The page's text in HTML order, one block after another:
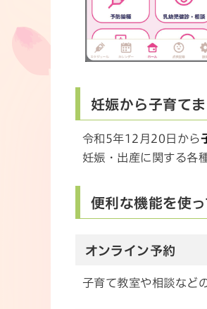
妊娠から子育て
令和5年12月20日から
妊娠・出産に関する各
便利な機能を使っ
オンライン予約
子育て教室や相談など